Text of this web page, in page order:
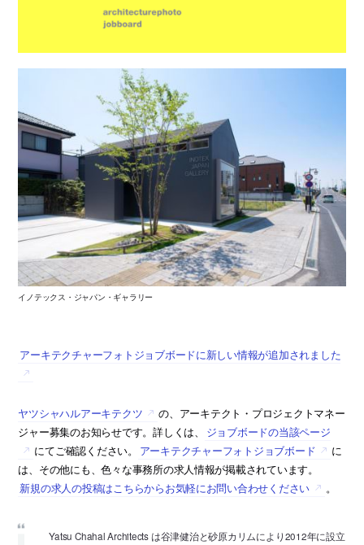
イノテックス・ジャパン・ギャラリー
アーキテクチャーフォトジョブボードに新しい情報が追加されました
ヤツシャハルアーキテクツ
の、アーキテクト・プロジェクトマネー
ジャー募集のお知らせです。詳しくは、
ジョブボードの当該ページ
にてご確認ください。
アーキテクチャーフォトジョブボード
に
は、その他にも、色々な事務所の求人情報が掲載されています。
新規の求人の投稿はこちらからお気軽にお問い合わせください
。
Yatsu Chahal Architects は谷津健治と砂原カリムにより2012年に設立